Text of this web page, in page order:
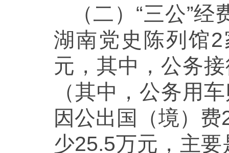
（二）“三公”
湖南党史陈列馆
元，其中，公务
（其中，公务用
因公出国（境）
少25.5万元，主